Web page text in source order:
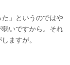
」というのではや
いですから。それ
ますが。